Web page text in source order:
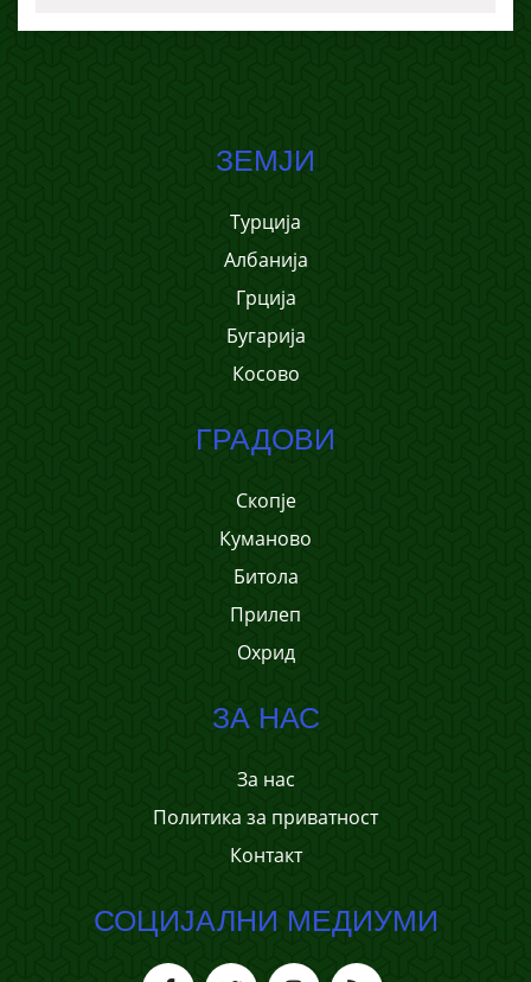
ЗЕМЈИ
Турција
Албанија
Грција
Бугарија
Косово
ГРАДОВИ
Скопје
Куманово
Битола
Прилеп
Охрид
ЗА НАС
За нас
Политика за приватност
Контакт
СОЦИЈАЛНИ МЕДИУМИ